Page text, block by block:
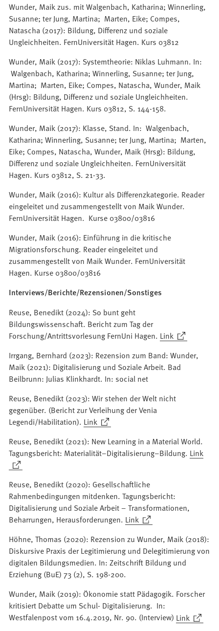
Wunder, Maik zus. mit Walgenbach, Katharina; Winnerling,
Susanne; ter Jung, Martina; Marten, Eike; Compes,
Natascha (2017): Bildung, Differenz und soziale
Ungleichheiten. FernUniversität Hagen. Kurs 03812
Wunder, Maik (2017): Systemtheorie: Niklas Luhmann. In:
Walgenbach, Katharina; Winnerling, Susanne; ter Jung,
Martina; Marten, Eike; Compes, Natascha, Wunder, Maik
(Hrsg): Bildung, Differenz und soziale Ungleichheiten.
FernUniversität Hagen. Kurs 03812, S. 144-158.
Wunder, Maik (2017): Klasse, Stand. In: Walgenbach,
Katharina; Winnerling, Susanne; ter Jung, Martina; Marten,
Eike; Compes, Natascha, Wunder, Maik (Hrsg): Bildung,
Differenz und soziale Ungleichheiten. FernUniversität
Hagen. Kurs 03812, S. 21-33.
Wunder, Maik (2016): Kultur als Differenzkategorie. Reader
eingeleitet und zusammengestellt von Maik Wunder.
FernUniversität Hagen. Kurse 03800/03816
Wunder, Maik (2016): Einführung in die kritische
Migrationsforschung. Reader eingeleitet und
zusammengestellt von Maik Wunder. FernUniversität
Hagen. Kurse 03800/03816
Interviews/Berichte/Rezensionen/Sonstiges
Reuse, Benedikt (2024): So bunt geht
Bildungswissenschaft. Bericht zum Tag der
Forschung/Antrittsvorlesung FernUni Hagen. Link
(Öffnet
einem
neuen
Tab)
Irrgang, Bernhard (2023): Rezension zum Band: Wunder,
Maik (2021): Digitalisierung und Soziale Arbeit. Bad
Beilbrunn: Julias Klinkhardt. In: social net
Reuse, Benedikt (2023): Wir stehen der Welt nicht
gegenüber. (Bericht zur Verleihung der Venia
Legendi/Habilitation). Link
(Öffnet
einem
neuen
Tab)
Reuse, Benedikt (2021): New Learning in a Material World.
Tagungsbericht: Materialität–Digitalisierung–Bildung. Link
(Öffnet
einem
neuen
Tab)
Reuse, Benedikt (2020): Gesellschaftliche
Rahmenbedingungen mitdenken. Tagungsbericht:
Digitalisierung und Soziale Arbeit – Transformationen,
Beharrungen, Herausforderungen. Link
(Öffnet
einem
neuen
Tab)
Höhne, Thomas (2020): Rezension zu Wunder, Maik (2018):
Diskursive Praxis der Legitimierung und Delegitimierung von
digitalen Bildungsmedien. In: Zeitschrift Bildung und
Erziehung (BuE) 73 (2), S. 198-200.
Wunder, Maik (2019): Ökonomie statt Pädagogik. Forscher
kritisiert Debatte um Schul- Digitalisierung. In:
Westfalenpost vom 16.4.2019, Nr. 90. (Interview) Link
(Öffnet